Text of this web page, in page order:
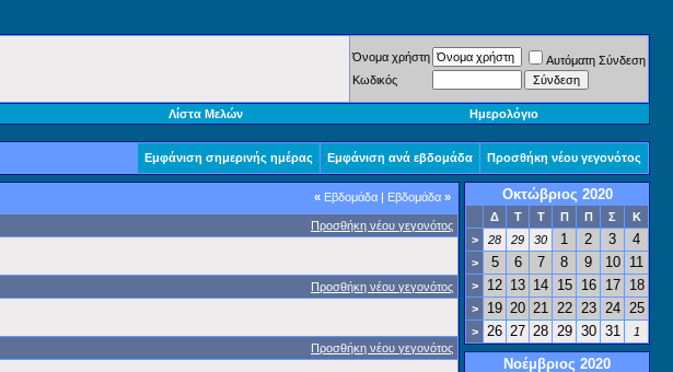
Όνομα χρήστη
Αυτόματη Σύνδεση
Κωδικός
Λίστα Μελών Ημερολόγιο
Εμφάνιση σημερινής ημέρας Εμφάνιση ανά εβδομάδα Προσθήκη νέου γεγονότος
« Εβδομάδα | Εβδομάδα »
Προσθήκη νέου γεγονότος
Προσθήκη νέου γεγονότος
Προσθήκη νέου γεγονότος
Οκτώβριος 2020
Δ Τ Τ Π Π Σ
Κ
>
28 29 30 1 2 3 4
> 5 6 7 8 9 10 11
> 12 13 14 15 16 17 18
> 19 20 21 22 23 24 25
> 26 27 28 29 30 31 1
Νοέμβριος 2020